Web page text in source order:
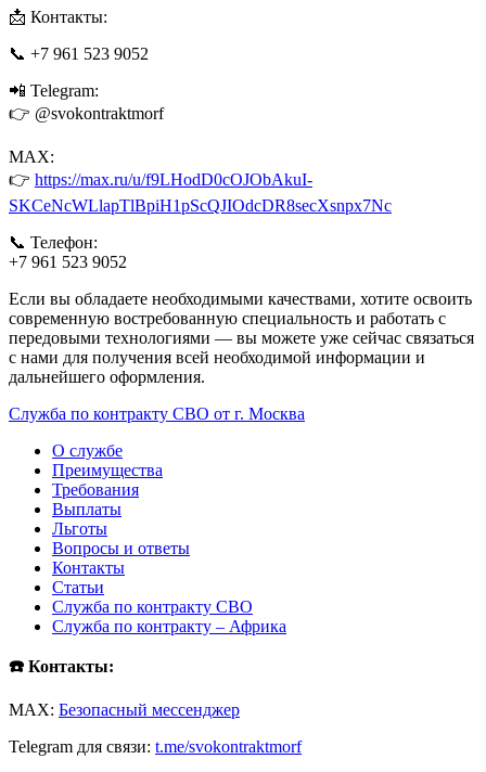
📩 Контакты:
📞 +7 961 523 9052
📲 Telegram:
👉 @svokontraktmorf
MAX:
👉 https://max.ru/u/f9LHodD0cOJObAkuI-
SKCeNcWLlapTlBpiH1pScQJIOdcDR8secXsnpx7Nc
📞 Телефон:
+7 961 523 9052
Если вы обладаете необходимыми качествами, хотите освоить
современную востребованную специальность и работать с
передовыми технологиями — вы можете уже сейчас связаться
с нами для получения всей необходимой информации и
дальнейшего оформления.
Служба по контракту СВО от г. Москва
О службе
Преимущества
Требования
Выплаты
Льготы
Вопросы и ответы
Контакты
Статьи
Служба по контракту СВО
Служба по контракту – Африка
☎️ Контакты:
MAX: Безопасный мессенджер
Telegram для связи: t.me/svokontraktmorf